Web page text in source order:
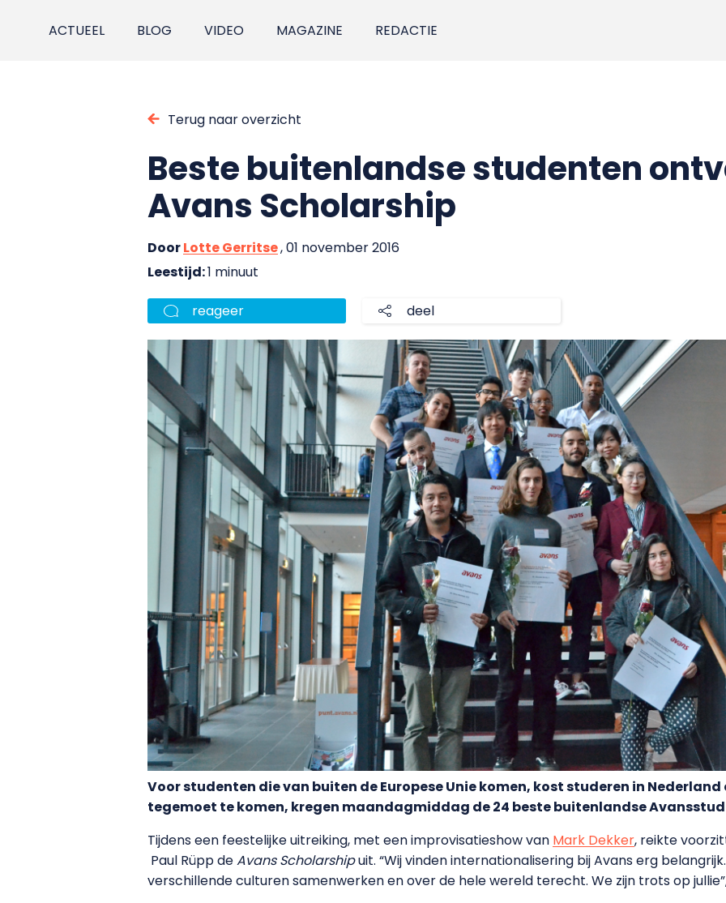
ACTUEEL BLOG VIDEO MAGAZINE REDACTIE
Terug naar overzicht
Beste buitenlandse studenten
Avans Scholarship
DoorLotte Gerritse, 01 november 2016
Leestijd:1 minuut
reageer deel
Voor studenten die van buiten de Europese Unie komen, kost studeren in Nederland
tegemoet te komen, kregen maandagmiddag de 24 beste buitenlandse
Tijdens een feestelijke uitreiking, met een improvisatieshow van Mark Dekker, reikte
Paul Rüpp deAvans Scholarshipuit. “Wij vinden internationalisering bij Avans erg
verschillende culturen samenwerken en over de hele wereld terecht. We zijn trots op